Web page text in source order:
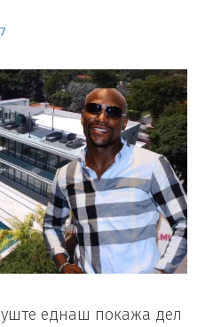
еднаш покажа дел